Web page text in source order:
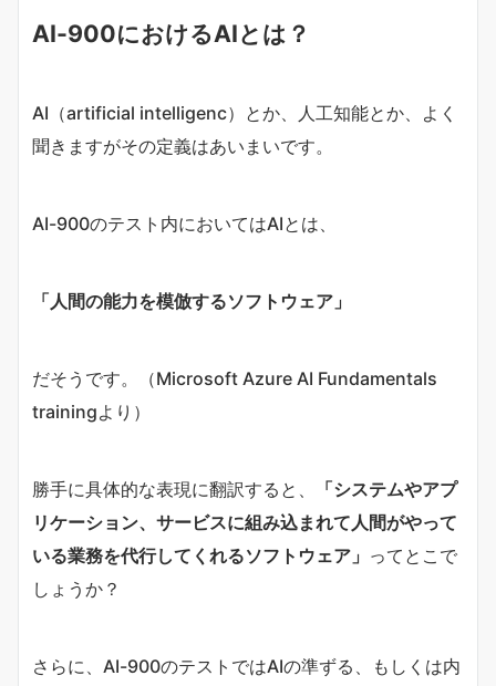
AI-900におけるAIとは？
AI（artificial intelligenc）とか、人工知能とか、よく
聞きますがその定義はあいまいです。
AI-900のテスト内においてはAIとは、
「人間の能力を模倣するソフトウェア」
だそうです。（Microsoft Azure AI Fundamentals
trainingより）
勝手に具体的な表現に翻訳すると、
「システムやアプ
リケーション、サービスに組み込まれて人間がやって
いる業務を代行してくれるソフトウェア」 ってとこで
しょうか？
さらに、AI-900のテストではAIの準ずる、もしくは内